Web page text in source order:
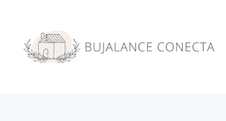
contenido